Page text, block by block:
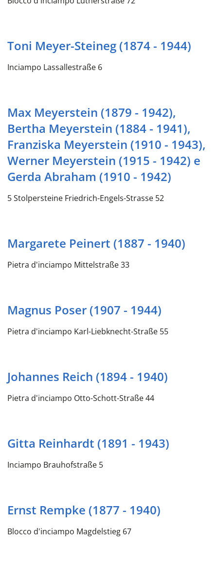
Toni Meyer-Steineg (1874 - 1944)
Inciampo Lassallestraße 6
Max Meyerstein (1879 - 1942),
Bertha Meyerstein (1884 - 1941),
Franziska Meyerstein (1910 - 1943),
Werner Meyerstein (1915 - 1942) e
Gerda Abraham (1910 - 1942)
5 Stolpersteine Friedrich-Engels-Strasse 52
Margarete Peinert (1887 - 1940)
Pietra d'inciampo Mittelstraße 33
Magnus Poser (1907 - 1944)
Pietra d'inciampo Karl-Liebknecht-Straße 55
Johannes Reich (1894 - 1940)
Pietra d'inciampo Otto-Schott-Straße 44
Gitta Reinhardt (1891 - 1943)
Inciampo Brauhofstraße 5
Ernst Rempke (1877 - 1940)
Blocco d'inciampo Magdelstieg 67